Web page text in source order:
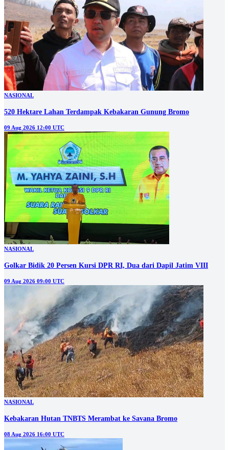
NASIONAL
520 Hektare Lahan Terdampak Kebakaran Gunung Bromo
09 Aug 2026 12:00 UTC
NASIONAL
Golkar Bidik 20 Persen Kursi DPR RI, Dua dari Dapil Jatim VIII
09 Aug 2026 09:00 UTC
NASIONAL
Kebakaran Hutan TNBTS Merambat ke Savana Bromo
08 Aug 2026 16:00 UTC